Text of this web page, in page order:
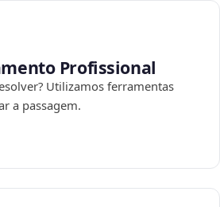
Profissional
Utilizamos ferramentas
a passagem.